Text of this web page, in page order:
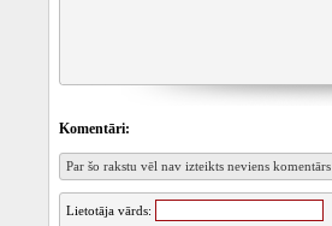
Komentāri:
Par šo rakstu vēl nav izteikts neviens komentārs
Lietotāja vārds: